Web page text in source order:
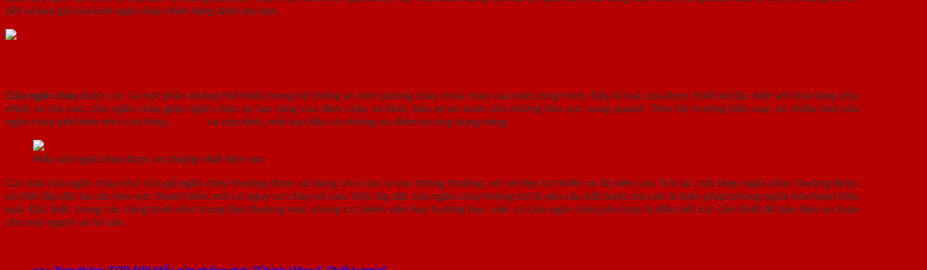
tiết và báo giá cửa kính ngăn cháy chính hãng dành cho bạn.
Cửa ngăn cháyđược coi là một phần không thể thiếu trong hệ thống an ninh phòng cháy chữa cháy của một công trình. Đây là loại cửa được thiết kế đặc biệt với khả năng chịu
nhiệt và lửa cao, cửa ngăn cháy giúp ngăn chặn sự lan rộng của đám cháy và khói, bảo vệ an toàn cho những khu vực xung quanh. Trên thị trường hiện nay, có nhiều loại cửa
ngăn cháy phổ biến như cửa thép,
và cửa kính, mỗi loại đều có những ưu điểm và ứng dụng riêng.
Mẫu cửa ngăn cháy được ưa chuộng nhất hiện nay
Các loại cửa ngăn cháy như cửa gỗ ngăn cháy thường được sử dụng cho cửa ra vào thông thường, với vẻ đẹp tự nhiên và độ bền cao. Trái lại, cửa thép ngăn cháy thường được
ưu tiên lắp đặt tại các khu vực thoát hiểm, nơi có nguy cơ cháy nổ cao. Việc lắp đặt cửa ngăn cháy không chỉ là yêu cầu bắt buộc mà còn là biện pháp phòng ngừa hỏa hoạn hiệu
quả. Đặc biệt, trong các công trình như trung tâm thương mại, chung cư, bệnh viện hay trường học, việc có cửa ngăn cháy phù hợp là điều hết sức cần thiết để bảo đảm an toàn
cho mọi người và tài sản.